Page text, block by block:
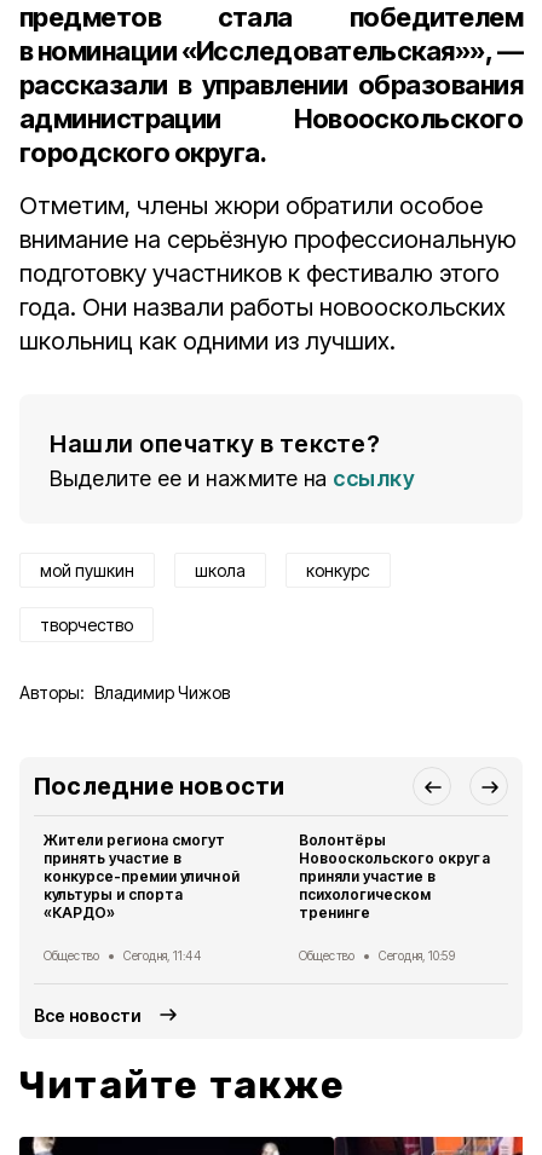
предметов стала победителем
в номинации «Исследовательская»», —
рассказали вуправлении образования
администрации Новооскольского
городского округа.
Отметим, члены жюри обратили особое
внимание на серьёзную профессиональную
подготовку участников к фестивалю этого
года. Они назвали работы новооскольских
школьниц как одними из лучших.
Нашли опечатку в тексте?
Выделите ее и нажмите на ссылку
мой пушкин школа конкурс
творчество
Авторы: Владимир Чижов
Последние новости
Жители региона смогут
принять участие в
конкурсе-премии уличной
культуры и спорта
«КАРДО»
Общество Сегодня, 11:44
Волонтёры
Новооскольского округа
приняли участие в
психологическом
тренинге
Общество Сегодня, 10:59
Все новости
Читайте также